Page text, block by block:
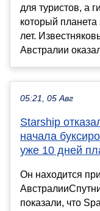
для туристов, а
который
лет.
Австралии
05:21, 05 Авг
Starship
начала
уже 10 дней
Он находится
показали, что